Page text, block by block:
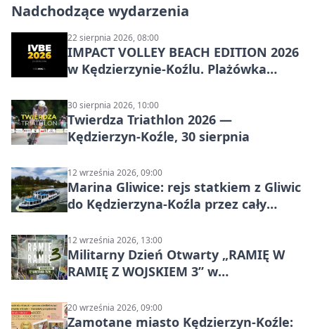
Nadchodzące wydarzenia
22 sierpnia 2026, 08:00
IMPACT VOLLEY BEACH EDITION 2026
w Kędzierzynie-Koźlu. Plażówka
30 sierpnia 2026, 10:00
Twierdza Triathlon 2026 —
Kędzierzyn-Koźle, 30 sierpnia
12 września 2026, 09:00
Marina Gliwice: rejs statkiem z Gliwic
do Kędzierzyna-Koźla przez cały
12 września 2026, 13:00
Militarny Dzień Otwarty „RAMIĘ W
RAMIĘ Z WOJSKIEM 3” w
20 września 2026, 09:00
Zamotane miasto Kędzierzyn-Koźle: